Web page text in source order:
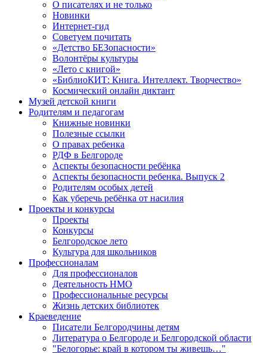
О писателях и не только
Новинки
Интернет-гид
Советуем почитать
«Детство БЕЗопасности»
Волонтёры культуры
«Лето с книгой»
«БиблиоКИТ: Книга. Интеллект. Творчество»
Космический онлайн диктант
Музей детской книги
Родителям и педагогам
Книжные новинки
Полезные ссылки
О правах ребенка
РДФ в Белгороде
Аспекты безопасности ребёнка
Аспекты безопасности ребенка. Выпуск 2
Родителям особых детей
Как уберечь ребёнка от насилия
Проекты и конкурсы
Проекты
Конкурсы
Белгородское лето
Культура для школьников
Профессионалам
Для профессионалов
Деятельность НМО
Профессиональные ресурсы
Жизнь детских библиотек
Краеведение
Писатели Белгородчины детям
Литература о Белгороде и Белгородской области
"Белогорье: край в котором ты живешь…"